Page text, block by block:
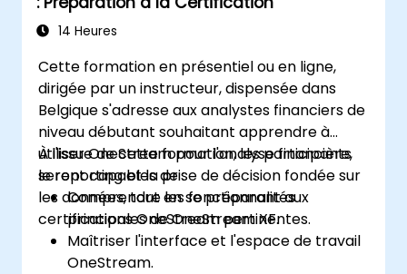
Surveiller et analyser les workflows
automatisés afin d'optimiser les
Adopter les meilleures pratiques pour des
stratégies d'automatisation marketing
évolutives.
14 Heures
Cette formation en présentiel ou en ligne,
dirigée par un instructeur, dispensée dans
Belgique s'adresse aux analystes financiers de
niveau débutant souhaitant apprendre à
utiliser OneStream pour l'analyse financière,
le reporting et la prise de décision fondée sur
les données, tout en se préparant aux
certifications OneStream pertinentes.
À l'issue de cette formation, les participants
seront capables de :
Comprendre les fonctionnalités
principales de OneStream XF.
Maîtriser l'interface et l'espace de travail
OneStream.